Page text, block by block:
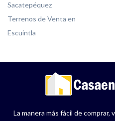
Sacatepéquez
Terrenos de Venta en
Escuintla
La manera más fácil de